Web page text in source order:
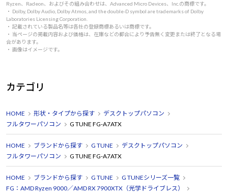
Ryzen、Radeon、およびその組み合わせは、Advanced Micro Devices、Inc.の商標です。
・ Dolby, Dolby Audio, Dolby Atmos, and the double-D symbol are trademarks of Dolby
Laboratories Licensing Corporation.
・ 記載されている製品名等は各社の登録商標あるいは商標です。
・ 当ページの掲載内容および価格は、在庫などの都合により予告無く変更または終了となる場
合があります。
・ 画像はイメージです。
カテゴリ
HOME 形状・タイプから探す
デスクトップパソコン
フルタワーパソコン
G TUNE FG-A7ATX
HOME ブランドから探す G TUNE
デスクトップパソコン
フルタワーパソコン
G TUNE FG-A7ATX
HOME ブランドから探す G TUNE
G TUNEシリーズ一覧
FG：AMD Ryzen 9000／AMD RX 7900XTX（光学ドライブレス）